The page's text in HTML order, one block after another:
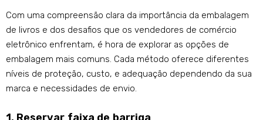
Com uma compreensão clara da importância da embalagem
de livros e dos desafios que os vendedores de comércio
eletrônico enfrentam, é hora de explorar as opções de
embalagem mais comuns. Cada método oferece diferentes
níveis de proteção, custo, e adequação dependendo da sua
marca e necessidades de envio.